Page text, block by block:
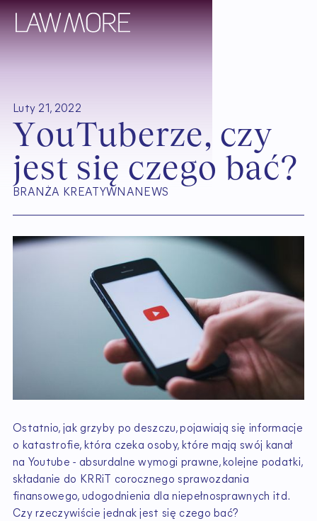
Luty 21, 2022
YouTuberze, czy
jest się czego bać?
BRANŻA KREATYWNA NEWS
Ostatnio, jak grzyby po deszczu, pojawiają się informacje
o katastrofie, która czeka osoby, które mają swój kanał
na Youtube - absurdalne wymogi prawne, kolejne podatki,
składanie do KRRiT corocznego sprawozdania
finansowego, udogodnienia dla niepełnosprawnych itd.
Czy rzeczywiście jednak jest się czego bać?